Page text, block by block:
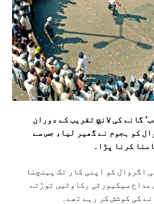
گانے کی لانچ تقریب کے دوران
کو ہجوم نے گھیر لیا، جس سے
کرنا پڑا۔
اگروال کو اپنی کار تک پہنچنا
مداح سیکیورٹی رکاوٹیں توڑتے
کی کوشش کر رہے تھے۔